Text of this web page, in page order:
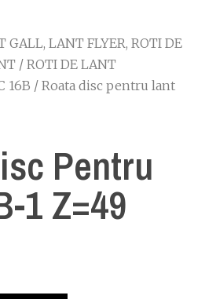
GALL, LANT FLYER, ROTI DE
/ ROTI DE LANT
16B / Roata disc pentru lant
Pentru
1 Z=49